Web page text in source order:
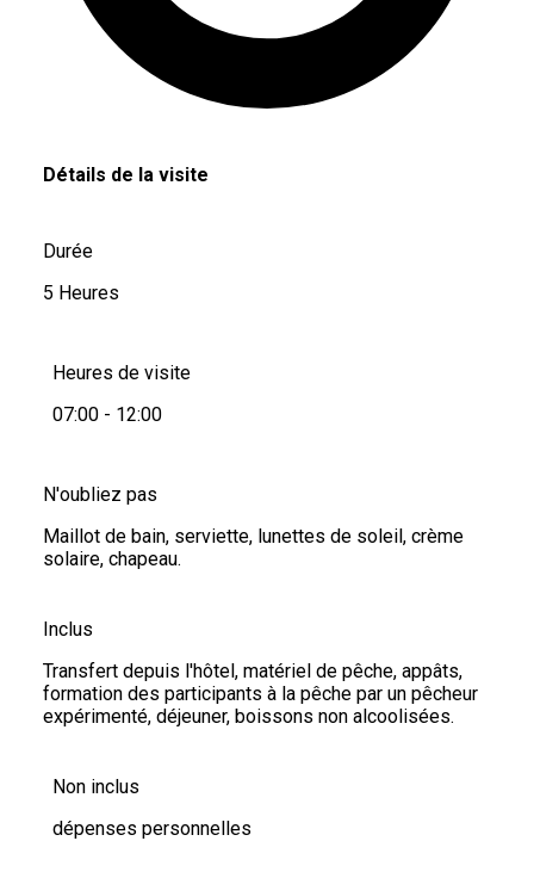
Détails de la visite
Durée
5 Heures
Heures de visite
07:00 - 12:00
N'oubliez pas
Maillot de bain, serviette, lunettes de soleil, crème
solaire, chapeau.
Inclus
Transfert depuis l'hôtel, matériel de pêche, appâts,
formation des participants à la pêche par un pêcheur
expérimenté, déjeuner, boissons non alcoolisées.
Non inclus
dépenses personnelles